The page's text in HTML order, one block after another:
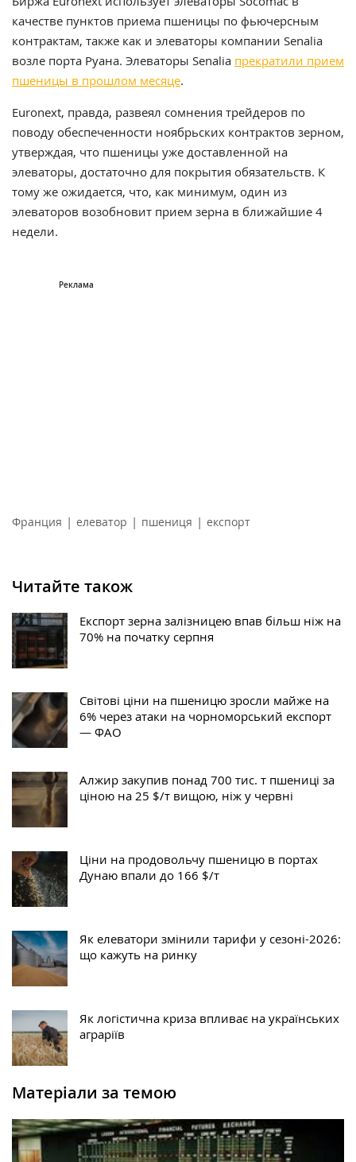
качестве пунктов приема пшеницы по фьючерсным
контрактам, также как и элеваторы компании Senalia
возле порта Руана. Элеваторы Senalia прекратили прием
пшеницы в прошлом месяце.
Euronext, правда, развеял сомнения трейдеров по
поводу обеспеченности ноябрьских контрактов зерном,
утверждая, что пшеницы уже доставленной на
элеваторы, достаточно для покрытия обязательств. К
тому же ожидается, что, как минимум, один из
элеваторов возобновит прием зерна в ближайшие 4
недели.
Франция | елеватор | пшениця | експорт
Читайте також
Експорт зерна залізницею впав більш ніж на
70% на початку серпня
Світові ціни на пшеницю зросли майже на
6% через атаки на чорноморський експорт
— ФАО
Алжир закупив понад 700 тис. т пшениці за
ціною на 25 $/т вищою, ніж у червні
Ціни на продовольчу пшеницю в портах
Дунаю впали до 166 $/т
Як елеватори змінили тарифи у сезоні-2026:
що кажуть на ринку
Як логістична криза впливає на українських
аграріїв
Матеріали за темою